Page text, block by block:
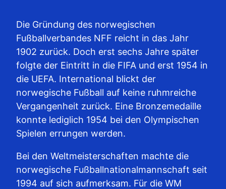
Die Gründung des norwegischen
Fußballverbandes NFF reicht in das Jahr
1902 zurück. Doch erst sechs Jahre später
folgte der Eintritt in die FIFA und erst 1954 in
die UEFA. International blickt der
norwegische Fußball auf keine ruhmreiche
Vergangenheit zurück. Eine Bronzemedaille
konnte lediglich 1954 bei den Olympischen
Spielen errungen werden.
Bei den Weltmeisterschaften machte die
norwegische Fußballnationalmannschaft seit
1994 auf sich aufmerksam. Für die WM